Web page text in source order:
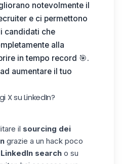
notevolmente il
e ci permettono
candidati che
alla
in tempo record 🎯.
aumentare il tuo
X su LinkedIn?
il sourcing dei
grazie a un hack poco
LinkedIn search o su